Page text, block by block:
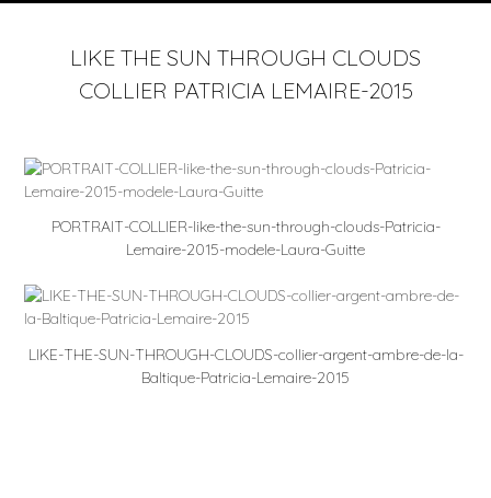
LIKE THE SUN THROUGH CLOUDS
COLLIER PATRICIA LEMAIRE-2015
PORTRAIT-COLLIER-like-the-sun-through-clouds-Patricia-
Lemaire-2015-modele-Laura-Guitte
LIKE-THE-SUN-THROUGH-CLOUDS-collier-argent-ambre-de-la-
Baltique-Patricia-Lemaire-2015